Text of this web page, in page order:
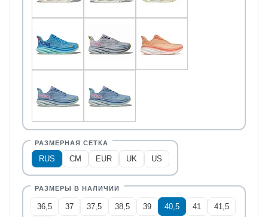
RUS CM EUR UK US
36,5 37 37,5 38,5 39 40,5 41 41,5